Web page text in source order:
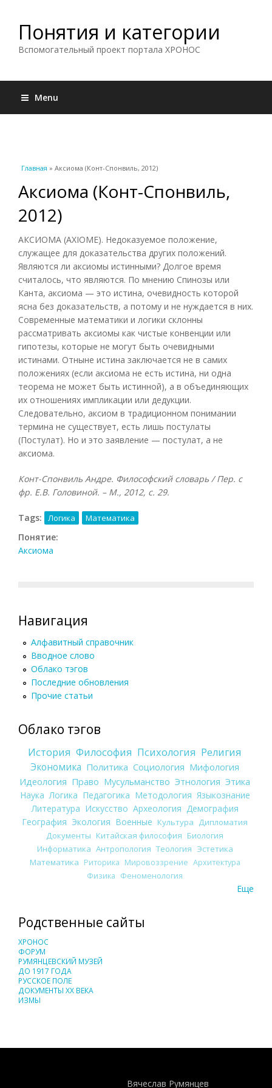
Понятия и категории
Вспомогательный проект портала ХРОНОС
Menu
Вы здесь
Главная » Аксиома (Конт-Спонвиль, 2012)
Аксиома (Конт-Спонвиль,
2012)
АКСИОМА (AXIOME). Недоказуемое положение,
служащее для доказательства других положений.
Являются ли аксиомы истинными? Долгое время
считалось, что являются. По мнению Спинозы или
Канта, аксиома — это истина, очевидность которой
ясна без доказательств, а потому и не нуждается в них.
Современные математики и логики склонны
рассматривать аксиомы как чистые конвенции или
гипотезы, которые не могут быть очевидными
истинами. Отныне истина заключается не в самих
положениях (если аксиома не есть истина, ни одна
теорема не может быть истинной), а в объединяющих
их отношениях импликации или дедукции.
Следовательно, аксиом в традиционном понимании
термина не существует, есть лишь постулаты
(Постулат). Но и это заявление — постулат, а не
аксиома.
Конт-Спонвиль Андре. Философский словарь / Пер. с
фр. Е.В. Головиной. – М., 2012, с. 29.
Tags: Логика Математика
Понятие:
Аксиома
Навигация
Алфавитный справочник
Вводное слово
Облако тэгов
Последние обновления
Прочие статьи
Облако тэгов
История Философия Психология Религия
Экономика Политика Социология Мифология
Идеология Право Мусульманство Этнология Этика
Наука Логика Педагогика Методология Языкознание
Литература Искусство Археология Демография
География Экология Военные Культура
Дипломатия
Документы Китайская философия Биология
Информатика Антропология Теология Эстетика
Математика Риторика Мировоззрение Архитектура
Физика Феноменология
Еще
Родственные сайты
ХРОНОС
ФОРУМ
РУМЯНЦЕВСКИЙ МУЗЕЙ
ДО 1917 ГОДА
РУССКОЕ ПОЛЕ
ДОКУМЕНТЫ XX ВЕКА
ИЗМЫ
Вячеслав Румянцев